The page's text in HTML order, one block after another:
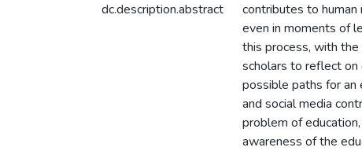
dc.description.abstract
contributes to
even in moments of
this process, with
scholars to reflect on
possible paths for
and social media
problem of
awareness of the